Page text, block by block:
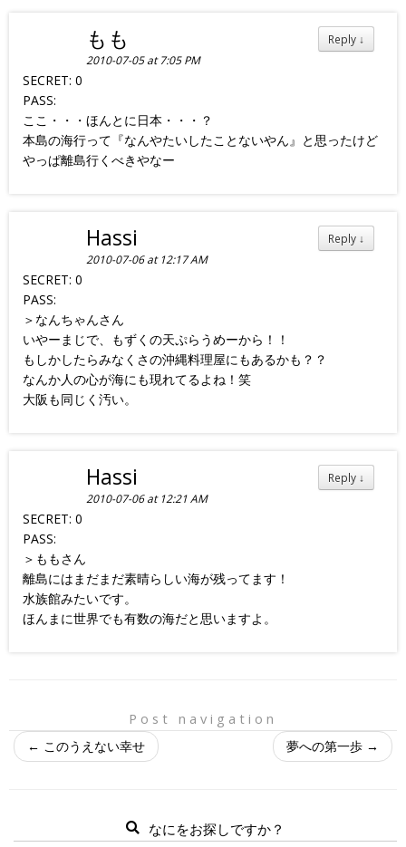
Reply ↓
もも
2010-07-05 at 7:05 PM
SECRET: 0
PASS:
ここ・・・ほんとに日本・・・？
本島の海行って『なんやたいしたことないやん』と思ったけど
やっぱ離島行くべきやなー
Reply ↓
Hassi
2010-07-06 at 12:17 AM
SECRET: 0
PASS:
＞なんちゃんさん
いやーまじで、もずくの天ぷらうめーから！！
もしかしたらみなくさの沖縄料理屋にもあるかも？？
なんか人の心が海にも現れてるよね！笑
大阪も同じく汚い。
Reply ↓
Hassi
2010-07-06 at 12:21 AM
SECRET: 0
PASS:
＞ももさん
離島にはまだまだ素晴らしい海が残ってます！
水族館みたいです。
ほんまに世界でも有数の海だと思いますよ。
Post navigation
← このうえない幸せ 夢への第一歩 →
なにをお探しですか？